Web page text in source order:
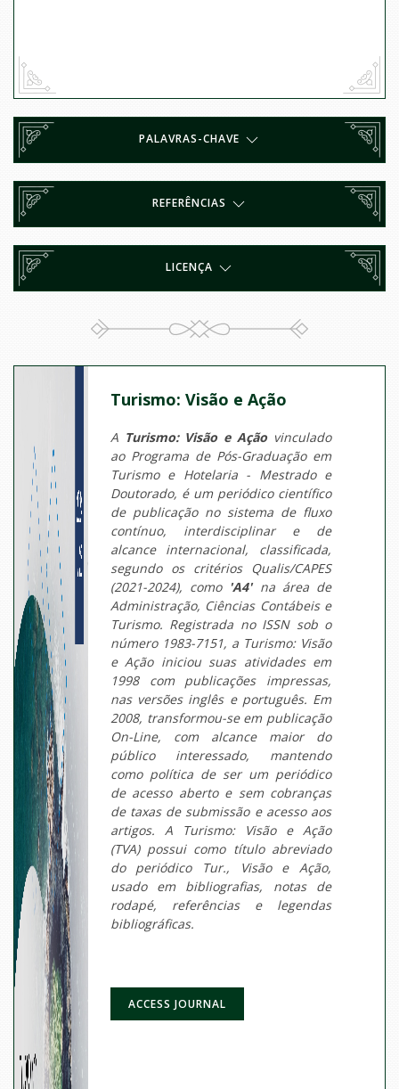
PALAVRAS-CHAVE
REFERÊNCIAS
LICENÇA
Turismo: Visão e Ação
A Turismo: Visão e Ação vinculado
ao Programa de Pós-Graduação em
Turismo e Hotelaria - Mestrado e
Doutorado, é um periódico científico
de publicação no sistema de fluxo
contínuo, interdisciplinar e de
alcance internacional, classificada,
segundo os critérios Qualis/CAPES
(2021-2024), como 'A4'na área de
Administração, Ciências Contábeis e
Turismo. Registrada no ISSN sob o
número 1983-7151, a Turismo: Visão
e Ação iniciou suas atividades em
1998 com publicações impressas,
nas versões inglês e português. Em
2008, transformou-se em publicação
On-Line, com alcance maior do
público interessado, mantendo
como política de ser um periódico
de acesso aberto e sem cobranças
de taxas de submissão e acesso aos
artigos. A Turismo: Visão e Ação
(TVA) possui como título abreviado
do periódico Tur., Visão e Ação,
usado em bibliografias, notas de
rodapé, referências e legendas
bibliográficas.
ACCESS JOURNAL